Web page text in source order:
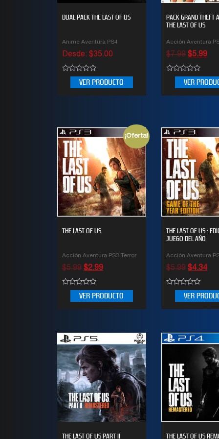
DUAL PACK THE LAST OF US
Anime Aventura PS4
Desde: $35.00
VER PRODUCTO
PACK GRAND THEFT
THE LAST OF US
Acción Aventura
$7.99 $5.99
5
VER
¡Oferta!
THE LAST OF US
Acción Aventura PS3 Terror
$5.99 $2.99
VER PRODUCTO
THE LAST OF US :
JUEGO DEL AÑO
Acción Aventura
$5.99 $4.34
5
VER
THE LAST OF US PART II
THE LAST OF US